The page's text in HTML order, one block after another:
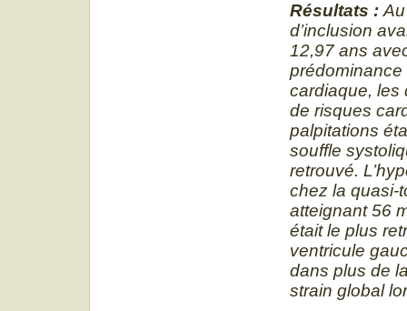
Résultats :
d’inclusion
12,97 ans
prédominance
cardiaque, les
de risques
palpitations
souffle
retrouvé.
chez la quasi-
atteignant 56
était le plus
ventricule
dans plus de
strain global